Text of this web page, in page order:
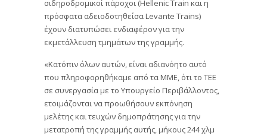
σιδηροδρομικοί πάροχοι (Hellenic Train και η
πρόσφατα αδειοδοτηθείσα Levante Trains)
έχουν διατυπώσει ενδιαφέρον για την
εκμετάλλευση τμημάτων της γραμμής.
«Κατόπιν όλων αυτών, είναι αδιανόητο αυτό
που πληροφορηθήκαμε από τα ΜΜΕ, ότι το ΤΕΕ
σε συνεργασία με το Υπουργείο Περιβάλλοντος,
ετοιμάζονται να προωθήσουν εκπόνηση
μελέτης και τευχών δημοπράτησης για την
μετατροπή της γραμμής αυτής, μήκους 244 χλμ